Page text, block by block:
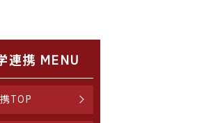
連携 MENU
TOP